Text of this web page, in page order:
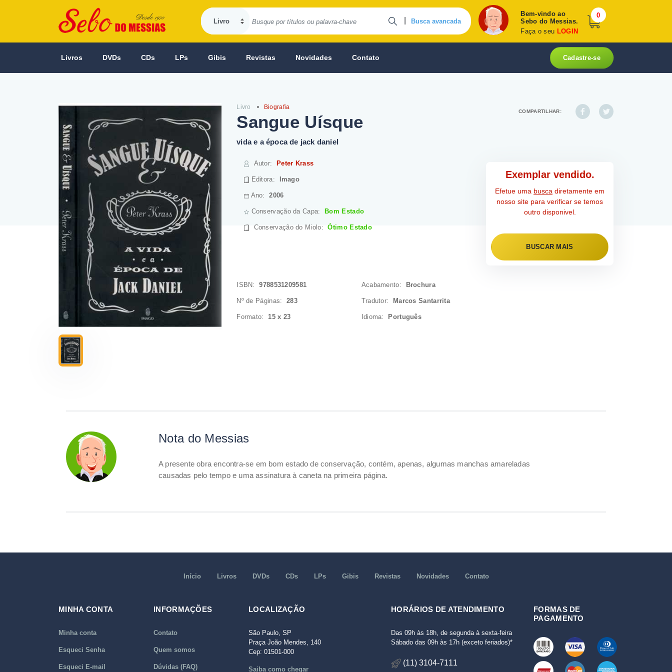
Busca avancada
Bem-vindo ao
Sebo do Messias.
Faça o seu LOGIN
0
Livros DVDs CDs LPs Gibis Revistas Novidades Contato Cadastre-se
Livro Biografia
Sangue Uísque
vida e a época de jack daniel
Autor: Peter Krass
Editora: Imago
Ano:2006
Conservação da Capa: Bom Estado
Conservação do Miolo:Ótimo Estado
ISBN:9788531209581 Acabamento: Brochura
Nº de Páginas:283 Tradutor: Marcos Santarrita
Formato:15 x 23 Idioma: Português
COMPARTILHAR:
Exemplar vendido.
Efetue uma busca diretamente em
nosso site para verificar se temos
outro disponivel.
BUSCAR MAIS
Nota do Messias
A presente obra encontra-se em bom estado de conservação, contém, apenas, algumas manchas amareladas
causadas pelo tempo e uma assinatura à caneta na primeira página.
Início Livros DVDs CDs LPs Gibis Revistas Novidades Contato
MINHA CONTA
Minha conta
Esqueci Senha
Esqueci E-mail
INFORMAÇÕES
Contato
Quem somos
Dúvidas (FAQ)
LOCALIZAÇÃO
São Paulo, SP
Praça João Mendes, 140
Cep: 01501-000
Saiba como chegar
HORÁRIOS DE ATENDIMENTO
Das 09h às 18h, de segunda à sexta-feira
Sábado das 09h às 17h (exceto feriados)*
(11) 3104-7111
FORMAS DE
PAGAMENTO